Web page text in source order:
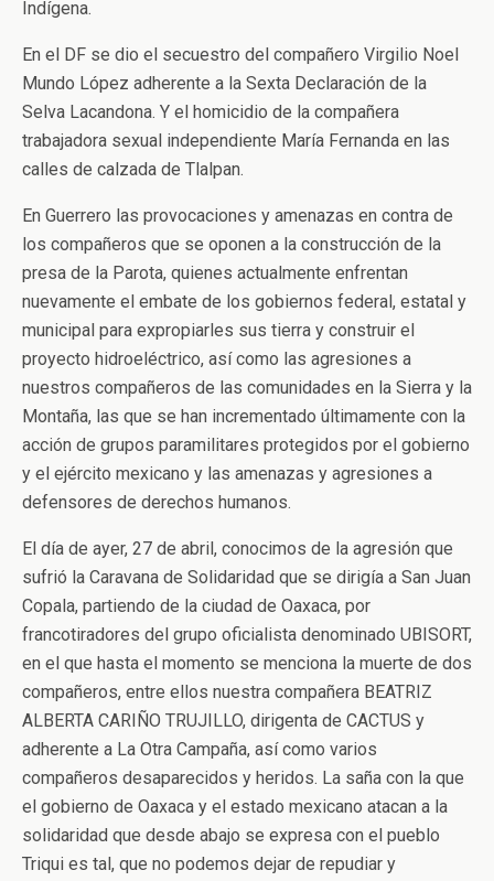
Indígena.
En el DF se dio el secuestro del compañero Virgilio Noel
Mundo López adherente a la Sexta Declaración de la
Selva Lacandona. Y el homicidio de la compañera
trabajadora sexual independiente María Fernanda en las
calles de calzada de Tlalpan.
En Guerrero las provocaciones y amenazas en contra de
los compañeros que se oponen a la construcción de la
presa de la Parota, quienes actualmente enfrentan
nuevamente el embate de los gobiernos federal, estatal y
municipal para expropiarles sus tierra y construir el
proyecto hidroeléctrico, así como las agresiones a
nuestros compañeros de las comunidades en la Sierra y la
Montaña, las que se han incrementado últimamente con la
acción de grupos paramilitares protegidos por el gobierno
y el ejército mexicano y las amenazas y agresiones a
defensores de derechos humanos.
El día de ayer, 27 de abril, conocimos de la agresión que
sufrió la Caravana de Solidaridad que se dirigía a San Juan
Copala, partiendo de la ciudad de Oaxaca, por
francotiradores del grupo oficialista denominado UBISORT,
en el que hasta el momento se menciona la muerte de dos
compañeros, entre ellos nuestra compañera BEATRIZ
ALBERTA CARIÑO TRUJILLO, dirigenta de CACTUS y
adherente a La Otra Campaña, así como varios
compañeros desaparecidos y heridos. La saña con la que
el gobierno de Oaxaca y el estado mexicano atacan a la
solidaridad que desde abajo se expresa con el pueblo
Triqui es tal, que no podemos dejar de repudiar y